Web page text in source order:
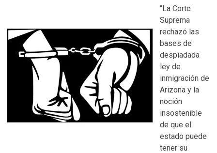
“La Corte
Suprema
rechazó las
bases de
despiadada
ley de
inmigración de
Arizona y la
noción
insostenible
de que el
estado puede
tener su